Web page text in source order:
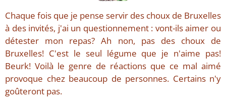
Chaque fois que je pense servir des choux de Bruxelles
à des invités, j'ai un questionnement : vont-ils aimer ou
détester mon repas? Ah non, pas des choux de
Bruxelles! C'est le seul légume que je n'aime pas!
Beurk! Voilà le genre de réactions que ce mal aimé
provoque chez beaucoup de personnes. Certains n'y
goûteront pas.